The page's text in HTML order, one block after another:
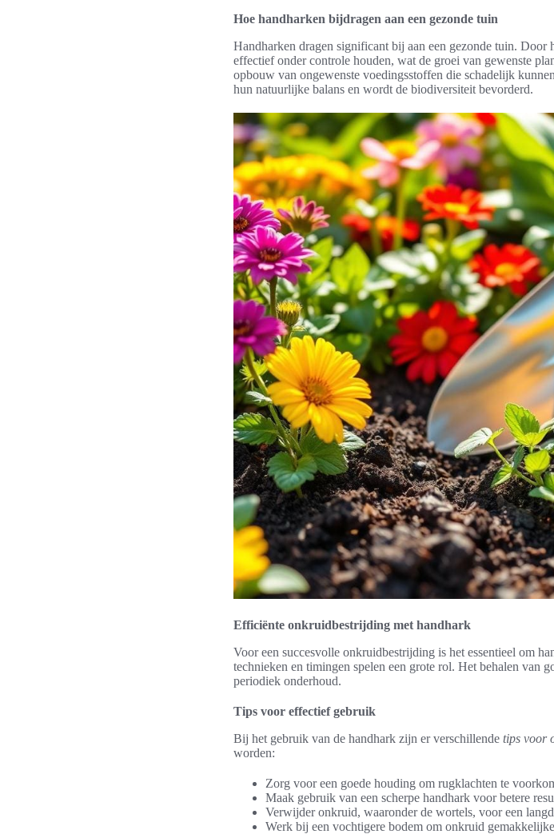
Hoe handharken bijdragen aan een gezonde tuin
Handharken dragen significant bij aan een gezonde tuin.
effectief onder controle houden, wat de groei van gewenste
opbouw van ongewenste voedingsstoffen die schadelijk
hun natuurlijke balans en wordt de biodiversiteit bevorderd.
Efficiënte onkruidbestrijding met handhark
Voor een succesvolle onkruidbestrijding is het essentieel om
technieken en timingen spelen een grote rol. Het behalen van
periodiek onderhoud.
Tips voor effectief gebruik
Bij het gebruik van de handhark zijn er verschillende tips voor
worden:
Zorg voor een goede houding om rugklachten te
Maak gebruik van een scherpe handhark voor betere
Verwijder onkruid, waaronder de wortels, voor een
Werk bij een vochtigere bodem om onkruid